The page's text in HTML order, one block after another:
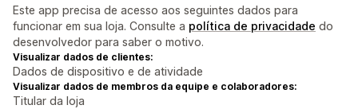
Este app precisa de acesso aos seguintes dados para
funcionar em sua loja. Consulte a política de privacidade do
desenvolvedor para saber o motivo.
Visualizar dados de clientes:
Dados de dispositivo e de atividade
Visualizar dados de membros da equipe e colaboradores:
Titular da loja